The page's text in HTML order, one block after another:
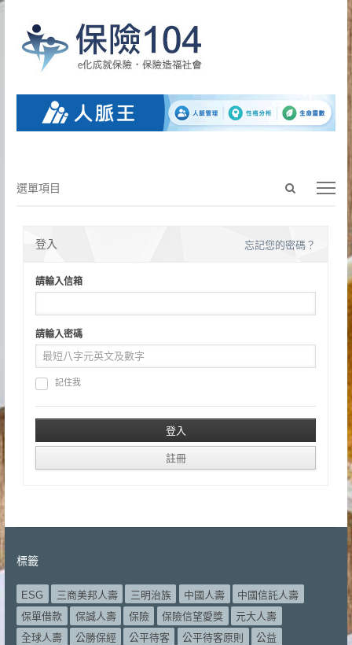
Open
search
選
選單項目
登入 忘記您的密碼？
請輸入信箱
請輸入密碼
記住我
標籤
ESG 三商美邦人壽 三明治族 中國人壽
中國信託人壽
保單借款
保誠人壽 保險 保險信望愛獎
元大人壽
全球人壽
公勝保經 公平待客 公平待客原則
公益